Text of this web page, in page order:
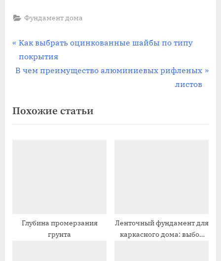
Фундамент дома
Навигация
по
П
р
е
д
у
и
Как выбрать оцинкованные шайбы по типу
покрытия
С
д
у
В чем преимущество алюминиевых рифленых
листов
Похожие статьи
Глубина промерзания
грунта
Ленточный фундамент для
каркасного дома: выбор